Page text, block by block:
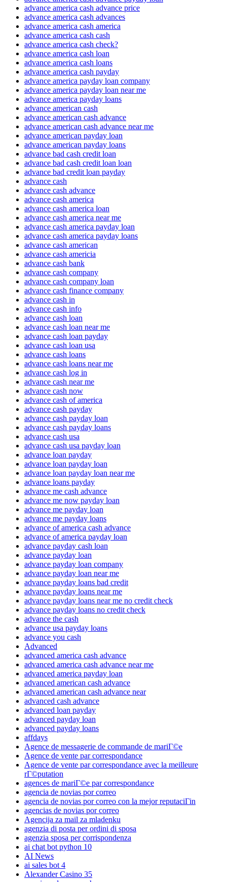
advance america cash advance price
advance america cash advances
advance america cash america
advance america cash cash
advance america cash check?
advance america cash loan
advance america cash loans
advance america cash payday
advance america payday loan company
advance america payday loan near me
advance america payday loans
advance american cash
advance american cash advance
advance american cash advance near me
advance american payday loan
advance american payday loans
advance bad cash credit loan
advance bad cash credit loan loan
advance bad credit loan payday
advance cash
advance cash advance
advance cash america
advance cash america loan
advance cash america near me
advance cash america payday loan
advance cash america payday loans
advance cash american
advance cash americia
advance cash bank
advance cash company
advance cash company loan
advance cash finance company
advance cash in
advance cash info
advance cash loan
advance cash loan near me
advance cash loan payday
advance cash loan usa
advance cash loans
advance cash loans near me
advance cash log in
advance cash near me
advance cash now
advance cash of america
advance cash payday
advance cash payday loan
advance cash payday loans
advance cash usa
advance cash usa payday loan
advance loan payday
advance loan payday loan
advance loan payday loan near me
advance loans payday
advance me cash advance
advance me now payday loan
advance me payday loan
advance me payday loans
advance of america cash advance
advance of america payday loan
advance payday cash loan
advance payday loan
advance payday loan company
advance payday loan near me
advance payday loans bad credit
advance payday loans near me
advance payday loans near me no credit check
advance payday loans no credit check
advance the cash
advance usa payday loans
advance you cash
Advanced
advanced america cash advance
advanced america cash advance near me
advanced america payday loan
advanced american cash advance
advanced american cash advance near
advanced cash advance
advanced loan payday
advanced payday loan
advanced payday loans
affdays
Agence de messagerie de commande de mariГ©e
Agence de vente par correspondance
Agence de vente par correspondance avec la meilleure
rГ©putation
agences de mariГ©e par correspondance
agencia de novias por correo
agencia de novias por correo con la mejor reputaciГіn
agencias de novias por correo
Agencija za mail za mladenku
agenzia di posta per ordini di sposa
agenzia sposa per corrispondenza
ai chat bot python 10
AI News
ai sales bot 4
Alexander Casino 35